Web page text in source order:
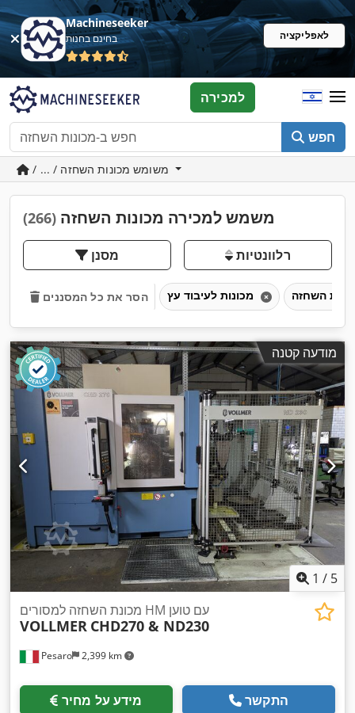
Machineseeker
בחינם בחנות לאפליקציה
חפש
למכירה
משמש למכירה מכונות השחזה (266)
מסנן רלוונטיות
הסר את כל המסננים
מודעה קטנה
1 / 5
Pesaro 2,399 km
מכונת השחזה למסורים HM עם טוען
VOLLMER CHD270 & ND230
מידע על מחיר התקשר